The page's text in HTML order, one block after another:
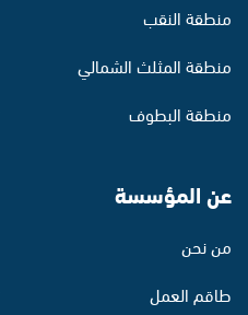
منطقة النقب
منطقة المثلث الشمالي
منطقة البطوف
عن المؤسسة
من نحن
طاقم العمل